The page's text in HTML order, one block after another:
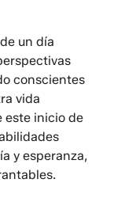
un día
conscientes
vida
este inicio de
y esperanza,